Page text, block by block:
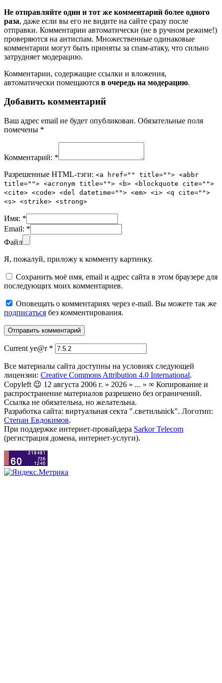
Не отправляйте один и тот же комментарий более одного
раза, даже если вы его не видите на сайте сразу после
отправки. Комментарии автоматически (не в ручном режиме!)
проверяются на антиспам. Множественные одинаковые
комментарии могут быть приняты за спам-атаку, что сильно
затрудняет модерацию.
Комментарии, содержащие ссылки и вложения,
автоматически помещаются в очередь на модерацию.
Добавить комментарий
Ваш адрес email не будет опубликован. Обязательные поля
помечены *
Комментарий: *
Разрешенные HTML-тэги: <a href="" title=""> <abbr
title=""> <acronym title=""> <b> <blockquote cite="">
<cite> <code> <del datetime=""> <em> <i> <q cite="">
<s> <strike> <strong>
Имя: *
Email: *
Файл
Я, пожалуй, приложу к комменту картинку.
Сохранить моё имя, email и адрес сайта в этом браузере для
последующих моих комментариев.
Оповещать о комментариях через e-mail. Вы можете так же
подписаться без комментирования.
Current ye@r *
Все материалы сайта доступны на условиях следующей
лицензии: Creative Commons Attribution 4.0 International.
Copyleft 😉 12 августа 2006 г. » 2026 » ... » ∞ Копирование и
распространение материалов разрешено без ограничений.
Ссылка не обязательна, но желательна.
Разработка сайта: виртуальная секта ".светильnick". Логотип:
Степан Евдокимов.
При поддержке интернет-провайдера Sarkor Telecom
(регистрация домена, интернет-услуги).